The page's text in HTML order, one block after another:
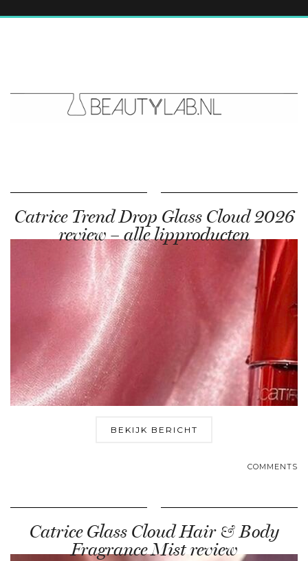
Catrice Trend Drop Glass Cloud 2026
review – alle lipproducten
BEKIJK BERICHT
COMMENTS
Catrice Glass Cloud Hair & Body
Fragrance Mist review